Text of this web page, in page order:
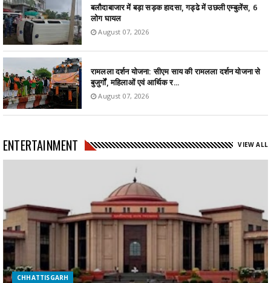
बलौदाबाजार में बड़ा सड़क हादसा, गड्ढे में उछली एम्बुलेंस, 6
लोग घायल
August 07, 2026
रामलला दर्शन योजना: सीएम साय की रामलला दर्शन योजना से
बुजुर्गों, महिलाओं एवं आर्थिक र...
August 07, 2026
ENTERTAINMENT VIEW ALL
CHHATTISGARH